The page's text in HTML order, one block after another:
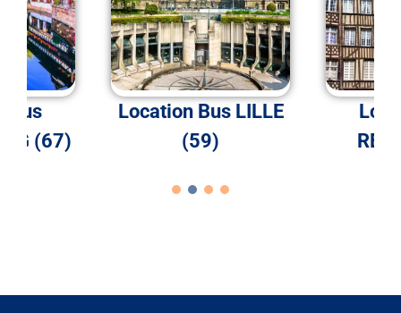
Bus
(67)
Location Bus LILLE
(59)